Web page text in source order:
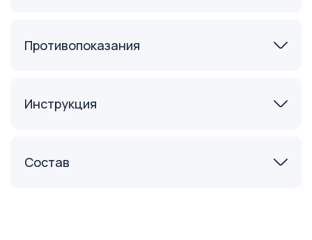
Противопоказания
Инструкция
Состав